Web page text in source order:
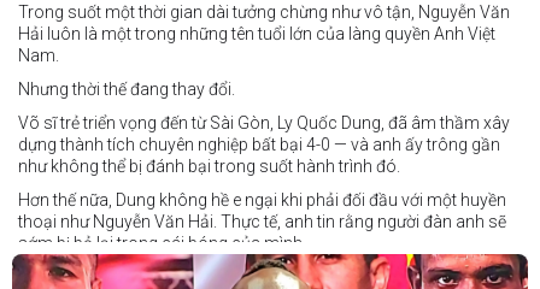
Trong suốt một thời gian dài tưởng chừng như vô tận, Nguyễn Văn
Hải luôn là một trong những tên tuổi lớn của làng quyền Anh Việt
Nam.
Nhưng thời thế đang thay đổi.
Võ sĩ trẻ triển vọng đến từ Sài Gòn, Ly Quốc Dung, đã âm thầm xây
dựng thành tích chuyên nghiệp bất bại 4-0 — và anh ấy trông gần
như không thể bị đánh bại trong suốt hành trình đó.
Hơn thế nữa, Dung không hề e ngại khi phải đối đầu với một huyền
thoại như Nguyễn Văn Hải. Thực tế, anh tin rằng người đàn anh sẽ
sớm bị bỏ lại trong cái bóng của mình.
Dung nói rằng anh quá nhanh, quá khó nắm bắt, và đơn giản là quá